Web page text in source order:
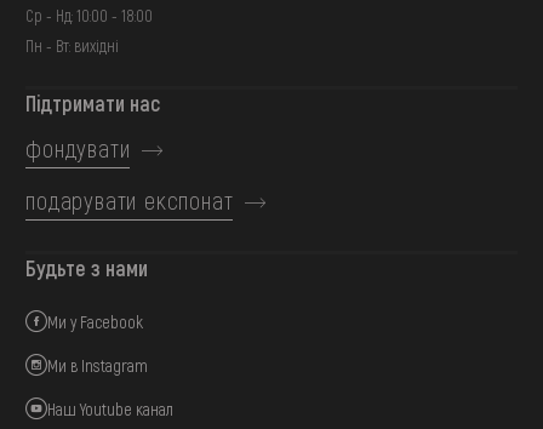
Ср - Нд: 10:00 - 18:00
Пн - Вт: вихідні
Підтримати нас
фондувати
подарувати експонат
Будьте з нами
Ми у Facebook
Ми в Instagram
Наш Youtube канал